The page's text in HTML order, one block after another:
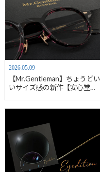
2026.05.09
【Mr.Gentleman】ちょうどい
いサイズ感の新作【安心堂浜